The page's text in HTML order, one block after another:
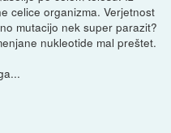
celice organizma. Verjetnost
mutacijo nek super parazit?
nukleotide mal preštet.